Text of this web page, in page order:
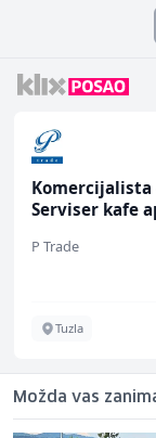
Komercijalista
Serviser kafe
P Trade
Tuzla
Možda vas